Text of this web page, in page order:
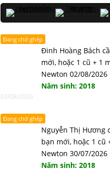
Đang chờ ghép
Đinh Hoàng Bách
mới, hoặc 1 cũ + 1
Newton 02/08/2026
Năm sinh: 2018
03/08/2026
Đang chờ ghép
Nguyễn Thị Hương
bạn mới, hoặc 1 cũ
Newton 30/07/2026
Năm sinh: 2018